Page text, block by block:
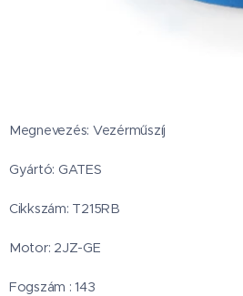
Megnevezés: Vezérműszíj
Gyártó: GATES
Cikkszám: T215RB
Motor: 2JZ-GE
Fogszám : 143